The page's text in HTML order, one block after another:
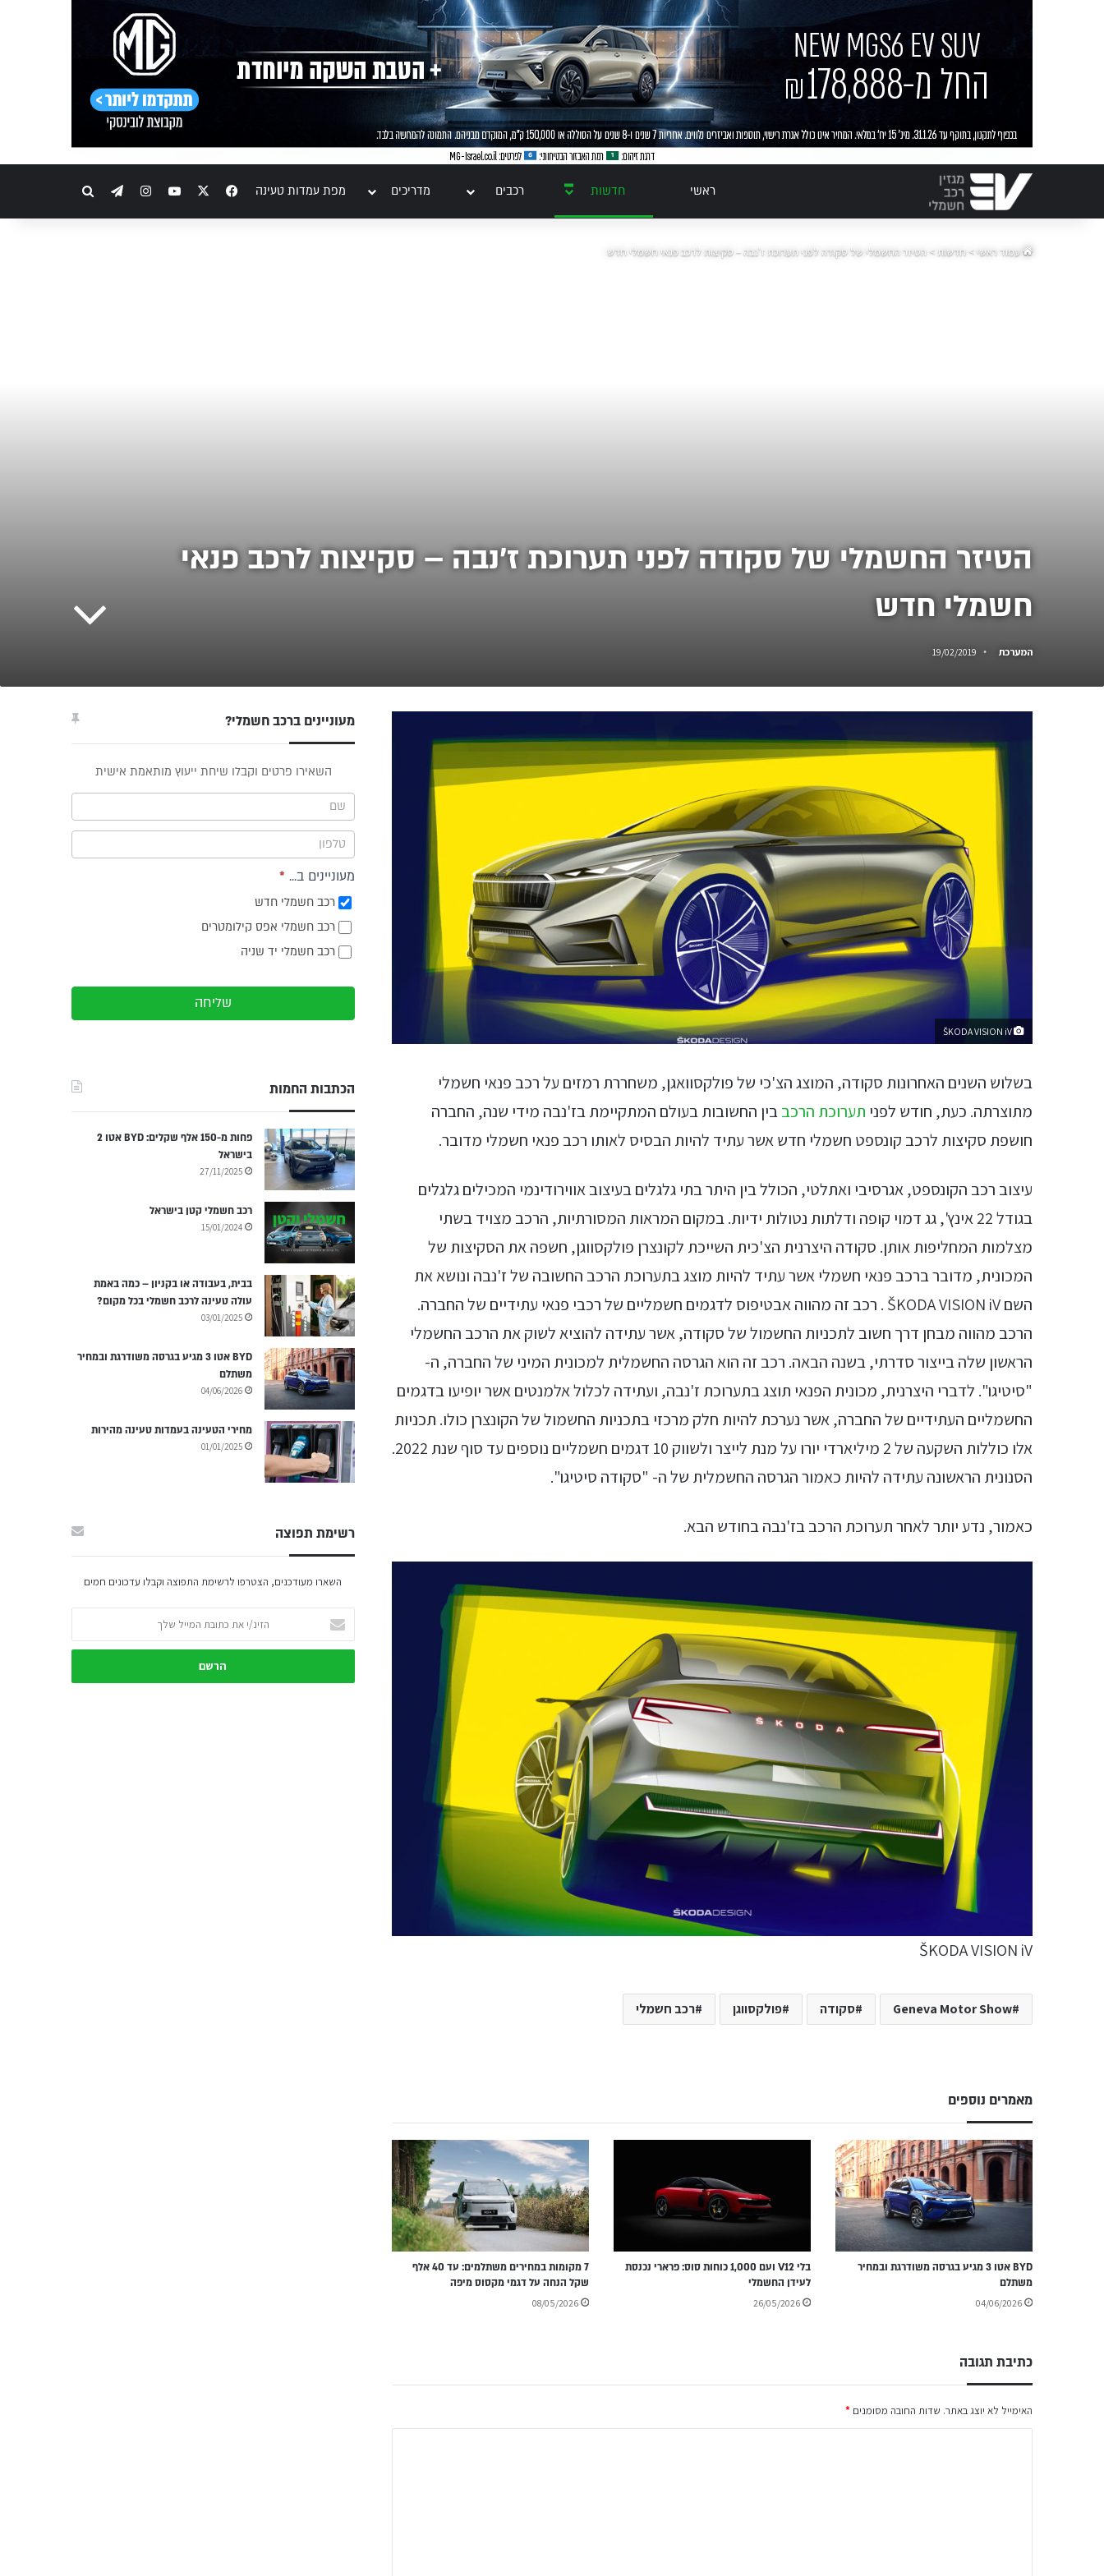
ראשי חדשות רכבים מדריכים מפת עמדות טעינה Facebook
YouTube
Instagram
Telegram
חיפוש
עמוד ראשי> חדשות > הטיזר החשמלי של סקודה לפני תערוכת ז'נבה – סקיצות לרכב פנאי חשמלי חדש
הטיזר החשמלי של סקודה לפני תערוכת ז'נבה – סקיצות לרכב פנאי
חשמלי חדש
המערכת 19/02/2019
בשלוש השנים האחרונות סקודה, המוצג הצ'כי של פולקסוואגן, משחררת רמזים על רכב פנאי חשמלי
מתוצרתה. כעת, חודש לפני תערוכת הרכבבין החשובות בעולם המתקיימת בז'נבה מידי שנה, החברה
חושפת סקיצות לרכב קונספט חשמלי חדש אשר עתיד להיות הבסיס לאותו רכב פנאי חשמלי מדובר.
עיצוב רכב הקונספט, אגרסיבי ואתלטי, הכולל בין היתר בתי גלגלים בעיצוב אווירודינמי המכילים גלגלים
בגודל 22 אינץ', גג דמוי קופה ודלתות נטולות ידיות. במקום המראות המסורתיות, הרכב מצויד בשתי
מצלמות המחליפות אותן. סקודה היצרנית הצ'כית השייכת לקונצרן פולקסווגן, חשפה את הסקיצות של
המכונית, מדובר ברכב פנאי חשמלי אשר עתיד להיות מוצג בתערוכת הרכב החשובה של ז'נבה ונושא את
השם ŠKODA VISION iV . רכב זה מהווה אבטיפוס לדגמים חשמליים של רכבי פנאי עתידיים של החברה.
הרכב מהווה מבחן דרך חשוב לתכניות החשמול של סקודה, אשר עתידה להוציא לשוק את הרכב החשמלי
הראשון שלה בייצור סדרתי, בשנה הבאה. רכב זה הוא הגרסה החשמלית למכונית המיני של החברה, ה-
"סיטיגו". לדברי היצרנית, מכונית הפנאי תוצג בתערוכת ז'נבה, ועתידה לכלול אלמנטים אשר יופיעו בדגמים
החשמליים העתידיים של החברה, אשר נערכת להיות חלק מרכזי בתכניות החשמול של הקונצרן כולו. תכניות
אלו כוללות השקעה של 2 מיליארדי יורו על מנת לייצר ולשווק 10 דגמים חשמליים נוספים עד סוף שנת 2022.
הסנונית הראשונה עתידה להיות כאמור הגרסה החשמלית של ה- "סקודה סיטיגו".
כאמור, נדע יותר לאחר תערוכת הרכב בז'נבה בחודש הבא.
ŠKODA VISION iV
Geneva Motor Show סקודה פולקסווגן רכב חשמלי
מאמרים נוספים
BYD אטו 3 מגיע בגרסה משודרגת ובמחיר
משתלם
04/06/2026
בלי V12 ועם 1,000 כוחות סוס: פרארי נכנסת
לעידן החשמלי
26/05/2026
7 מקומות במחירים משתלמים: עד 40 אלף
שקל הנחה על דגמי מקסוס מיפה
08/05/2026
כתיבת תגובה
האימייל לא יוצג באתר. שדות החובה מסומנים *
מעוניינים ברכב חשמלי?
השאירו פרטים וקבלו שיחת ייעוץ מותאמת אישית
מעוניינים ב... *
רכב חשמלי חדש
רכב חשמלי אפס קילומטרים
רכב חשמלי יד שניה
שליחה
הכתבות החמות
פחות מ-150 אלף שקלים: BYD אטו 2
בישראל
27/11/2025
רכב חשמלי קטן בישראל
15/01/2024
בבית, בעבודה או בקניון – כמה באמת
עולה טעינה לרכב חשמלי בכל מקום?
03/01/2025
BYD אטו 3 מגיע בגרסה משודרגת ובמחיר
משתלם
04/06/2026
מחירי הטעינה בעמדות טעינה מהירות
01/01/2025
רשימת תפוצה
השארו מעודכנים, הצטרפו לרשימת התפוצה וקבלו עדכונים חמים
את
כתובת
שלך